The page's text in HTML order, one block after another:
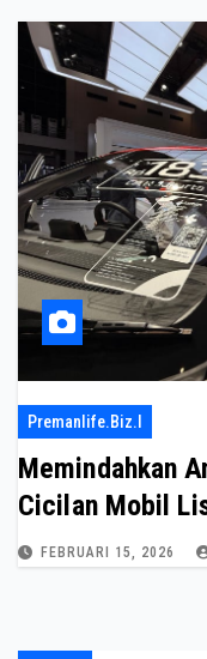
Premanlife.biz.i
Memindahkan
Cicilan Mobil
FEBRUARI 15, 2026